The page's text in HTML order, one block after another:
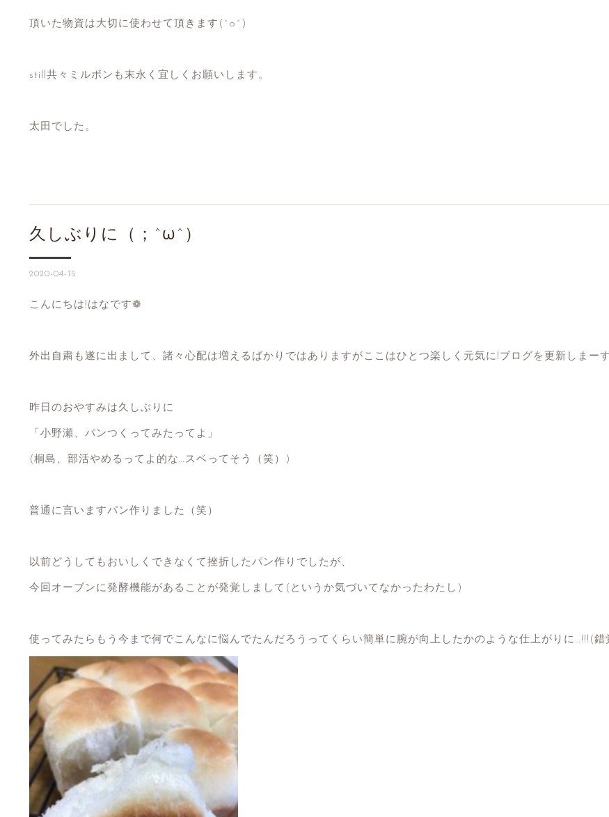
頂いた物資は大切に使わせて頂きます(^o^)
still共々ミルボンも末永く宜しくお願いします。
太田でした。
久しぶりに（；^ω^）
2020-04-15
こんにちは!はなです❁︎
外出自粛も遂に出まして、諸々心配は増えるばかりではありますがここはひとつ楽しく元気に!ブログを更新しまー
昨日のおやすみは久しぶりに
「小野瀬、パンつくってみたってよ」
(桐島、部活やめるってよ的な…スベってそう（笑）)
普通に言いますパン作りました（笑）
以前どうしてもおいしくできなくて挫折したパン作りでしたが、
今回オーブンに発酵機能があることが発覚しまして(というか気づいてなかったわたし)
使ってみたらもう今まで何でこんなに悩んでたんだろうってくらい簡単に腕が向上したかのような仕上がりに…!!!(錯